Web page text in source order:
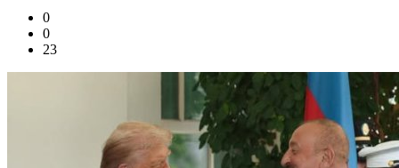
0
0
23